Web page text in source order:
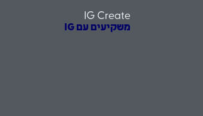
IG Create
משקיעים עם IG